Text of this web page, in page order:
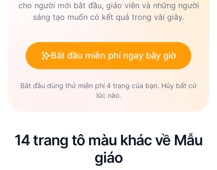
cho người mới bắt đầu, giáo viên và những người
sáng tạo muốn có kết quả trong vài giây.
Bắt đầu miễn phí ngay bây giờ
Bắt đầu dùng thử miễn phí 4 trang của bạn. Hủy bất cứ
lúc nào.
14 trang tô màu khác về Mẫu
giáo